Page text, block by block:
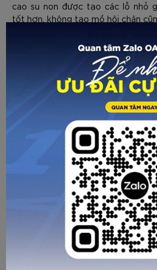
cao su non được tạo các lỗ nhỏ
tốt hơn, không tạo mồ hôi chân
Gót giày với lớp định hình cứng
sử dụng chất liệu vải mềm, việc
gót xảy ra so với những giày
cứng hoặc TPU, điều này dễ dẫn
chạy, nhảy cao hơn.
HƯỚNG DẪN
GỬI THÔNG TIN ĐỂ
VẤN CHO